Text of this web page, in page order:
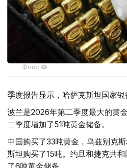
Фото: ӨзА
季度报告显示，哈萨克斯坦国家银
波兰是2026年第二季度最大的黄
二季度增加了51吨黄金储备。
中国购买了33吨黄金，乌兹别克
斯坦购买了15吨。约旦和捷克共